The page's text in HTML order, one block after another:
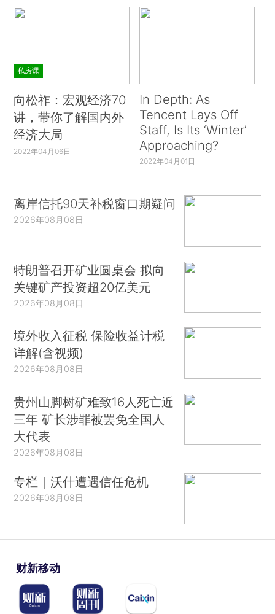
私房课
向松祚：宏观经济70
讲，带你了解国内外
经济大局
2022年04月06日
In Depth: As
Tencent Lays Off
Staff, Is Its ‘Winter’
Approaching?
2022年04月01日
离岸信托90天补税窗口期疑问
2026年08月08日
特朗普召开矿业圆桌会 拟向
关键矿产投资超20亿美元
2026年08月08日
境外收入征税 保险收益计税
详解(含视频)
2026年08月08日
贵州山脚树矿难致16人死亡近
三年 矿长涉罪被罢免全国人
大代表
2026年08月08日
专栏｜沃什遭遇信任危机
2026年08月08日
财新移动